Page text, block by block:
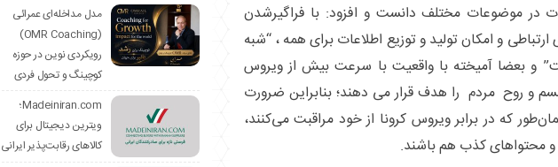
در موضوعات مختلف دانست و افزود: با فراگیرشدن
ارتباطی و امکان تولید و توزیع اطلاعات برای همه ، “شبه
و بعضا آمیخته با واقعیت با سرعت بیش از ویروس
و روح مردم را هدف قرار می دهند؛ بنابراین ضرورت
که در برابر ویروس کرونا از خود مراقبت می‌کنند،
محتواهای کذب هم باشند.
مدل مداخله‌ای عمرائی
(OMR Coaching)
رویکردی نوین در حوزه
کوچینگ و تحول فردی
Madeiniran.com؛
ویترین دیجیتال برای
کالاهای رقابت‌پذیر ایرانی